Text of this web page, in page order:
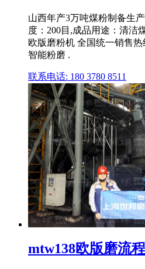
山西年产3万吨煤粉制备生
度：200目,成品用途：清洁
欧版磨粉机 全国统一销售
智能粉磨 .
联系电话: 180 3780 8511
mtw138欧版磨流